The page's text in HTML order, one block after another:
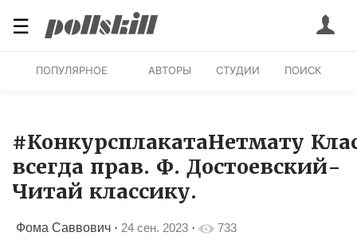
☰
ПОПУЛЯРНОЕ АВТОРЫ СТУДИИ ПОИСК
#КонкурсплакатаНетмату
всегда прав. Ф. Достоевский-
Читай классику.
Фома Саввович · 24 сен. 2023 · 733